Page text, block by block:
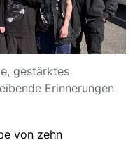
gestärktes
Erinnerungen
von zehn